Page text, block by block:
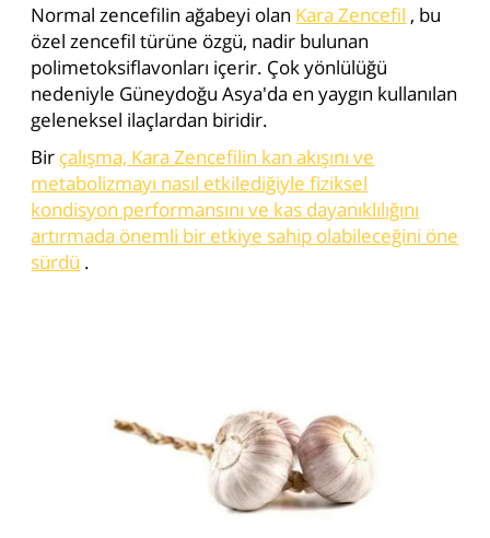
Normal zencefilin ağabeyi olan Kara Zencefil , bu
özel zencefil türüne özgü, nadir bulunan
polimetoksiflavonları içerir. Çok yönlülüğü
nedeniyle Güneydoğu Asya'da en yaygın kullanılan
geleneksel ilaçlardan biridir.
Bir çalışma, Kara Zencefilin kan akışını ve
metabolizmayı nasıl etkilediğiyle fiziksel
kondisyon performansını ve kas dayanıklılığını
artırmada önemli bir etkiye sahip olabileceğini öne
sürdü .